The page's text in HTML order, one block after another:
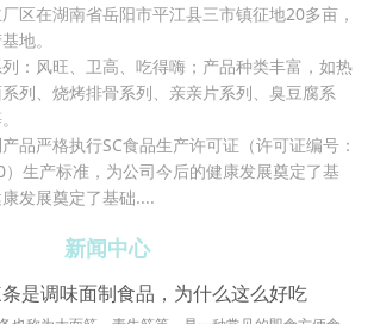
区在湖南省岳阳市平江县三市镇征地20多亩，
地。
风旺、卫高、吃得嗨；产品种类丰富，如热
列、烧烤排骨系列、亲亲片系列、臭豆腐系
严格执行SC食品生产许可证（许可证编号：
生产标准，为公司今后的健康发展奠定了基
发展奠定了基础....
新闻中心
是调味面制食品，为什么这么好吃